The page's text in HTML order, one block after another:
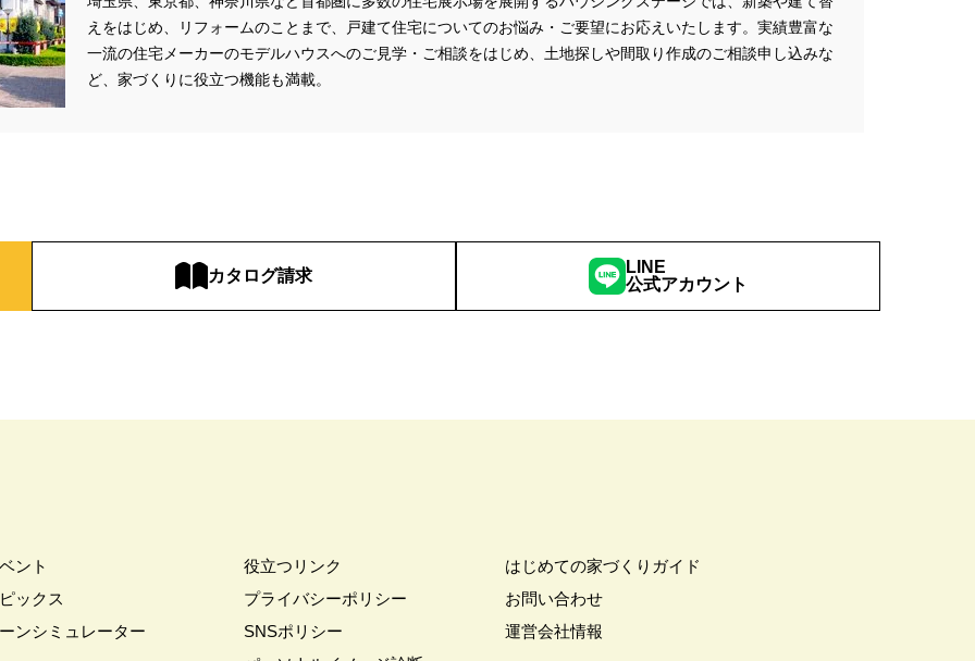
えをはじめ、リフォームのことまで、戸建て住宅についてのお悩み・ご要望にお応えいたします。実績豊富な
一流の住宅メーカーのモデルハウスへのご見学・ご相談をはじめ、土地探しや間取り作成のご相談申し込みな
ど、家づくりに役立つ機能も満載。
カタログ請求
LINE
公式アカウント
ント
ックス
ンシミュレーター
役立つリンク
プライバシーポリシー
SNSポリシー
はじめての家づくりガイド
お問い合わせ
運営会社情報